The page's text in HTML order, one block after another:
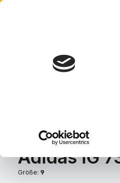
Adidas IG
Größe: 9